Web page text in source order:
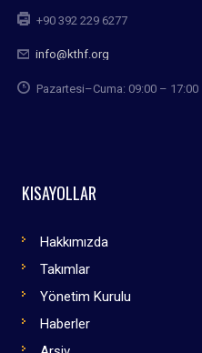
+90 392 229 6277
info@kthf.org
Pazartesi–Cuma: 09:00 – 17:00
KISAYOLLAR
Hakkımızda
Takımlar
Yönetim Kurulu
Haberler